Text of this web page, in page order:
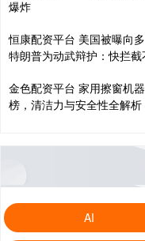
爆炸
恒康配资平台 美国被曝向
特朗普为动武辩护：快拦
金色配资平台 家用擦窗机
榜，清洁力与安全性全解析
AI